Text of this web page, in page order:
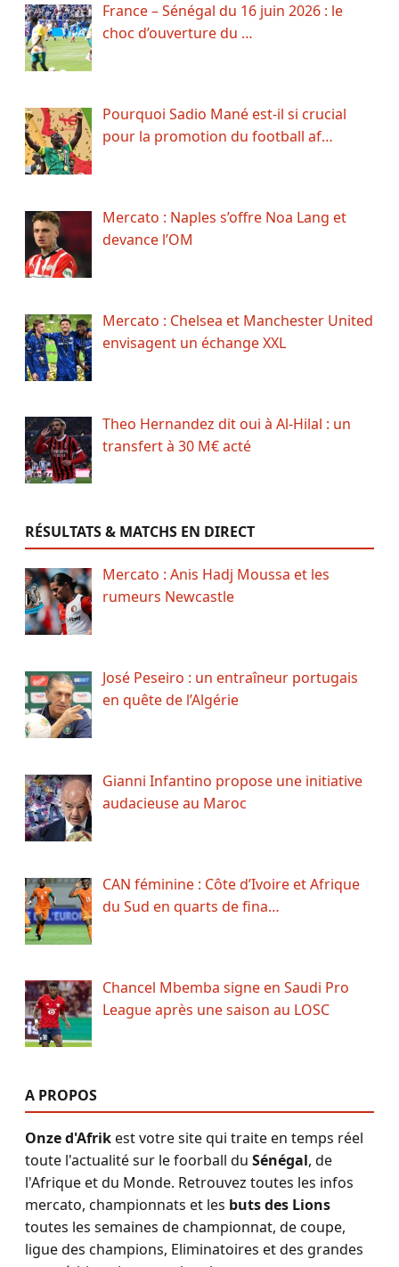
France – Sénégal du 16 juin 2026 : le
choc d’ouverture du …
Pourquoi Sadio Mané est-il si crucial
pour la promotion du football af…
Mercato : Naples s’offre Noa Lang et
devance l’OM
Mercato : Chelsea et Manchester United
envisagent un échange XXL
Theo Hernandez dit oui à Al-Hilal : un
transfert à 30 M€ acté
RÉSULTATS & MATCHS EN DIRECT
Mercato : Anis Hadj Moussa et les
rumeurs Newcastle
José Peseiro : un entraîneur portugais
en quête de l’Algérie
Gianni Infantino propose une initiative
audacieuse au Maroc
CAN féminine : Côte d’Ivoire et Afrique
du Sud en quarts de fina…
Chancel Mbemba signe en Saudi Pro
League après une saison au LOSC
A PROPOS
Onze d'Afrikest votre site qui traite en temps réel
toute l'actualité sur le foorball du Sénégal, de
l'Afrique et du Monde. Retrouvez toutes les infos
mercato, championnats et les buts des Lions
toutes les semaines de championnat, de coupe,
ligue des champions, Eliminatoires et des grandes